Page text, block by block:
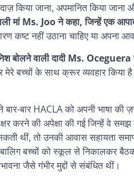
किया जाना, अपमानित किया
मां Ms. Joo ने कहा, जिन्हें एक
कष्ट नहीं उठाना चाहिए या अपना
बोलने वाली दादी Ms. Oceguera
बच्चों के साथ क्रूर व्यवहार
बार HACLA को अपनी भाषा की
करने की अपेक्षा की गई जिन्हें वे
थीं, तो उनकी आवास सहायता
बच्चों को स्कूल से निकालकर
जैसे गंभीर मुद्दों से संबंधित थीं।